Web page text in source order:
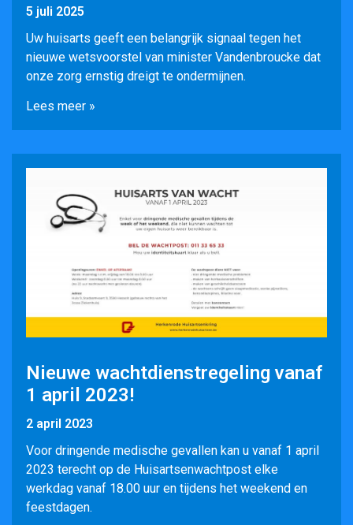
5 juli 2025
Uw huisarts geeft een belangrijk signaal tegen het
nieuwe wetsvoorstel van minister Vandenbroucke dat
onze zorg ernstig dreigt te ondermijnen.
Lees meer »
Nieuwe wachtdienstregeling vanaf
1 april 2023!
2 april 2023
Voor dringende medische gevallen kan u vanaf 1 april
2023 terecht op de Huisartsenwachtpost elke
werkdag vanaf 18.00 uur en tijdens het weekend en
feestdagen.